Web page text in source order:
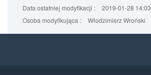
Data ostatniej modyfikacji :
2019-01-28 14:03
Osoba modyfikująca :
Włodzimierz Wroński